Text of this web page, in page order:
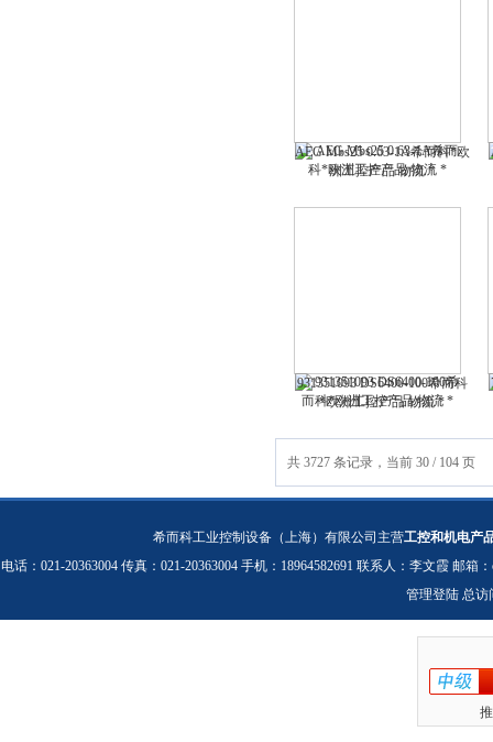
AEG Mbs25 0.63-1A希而科*欧
洲工控产品 物流 *
931351093 DS6400-100希而科
*欧洲工控产品 物流 *
共 3727 条记录，当前 30 / 104 页
希而科工业控制设备（上海）有限公司主营工控和机电产
电话：021-20363004 传真：021-20363004 手机：18964582691 联系人：李文霞 邮箱：
管理登陆 总访